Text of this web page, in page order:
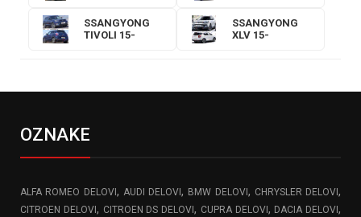
SSANGYONG
TIVOLI 15-
SSANGYONG
XLV 15-
OZNAKE
ALFA ROMEO DELOVI , AUDI DELOVI , BMW DELOVI , CHRYSLER DELOVI ,
CITROEN DELOVI , CITROEN DS DELOVI , CUPRA DELOVI , DACIA DELOVI ,